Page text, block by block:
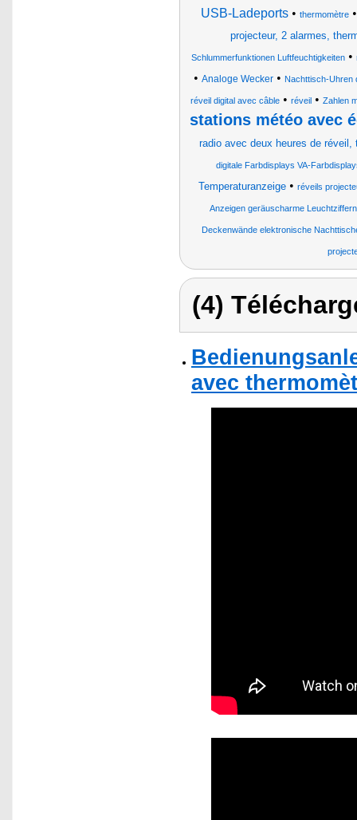
USB-Ladeports• thermomètre
projecteur, 2 alarmes,
Schlummerfunktionen Luftfeuchtigkeiten•
• Analoge Wecker • Nachttisch-Uhren
réveil digital avec câble • réveil • Zahlen
stations météo avec
radio avec deux heures de réveil,
digitale Farbdisplays VA-
Temperaturanzeige• réveils
Anzeigen geräuscharme Leuchtziffern
Deckenwände elektronische
(4)
avec